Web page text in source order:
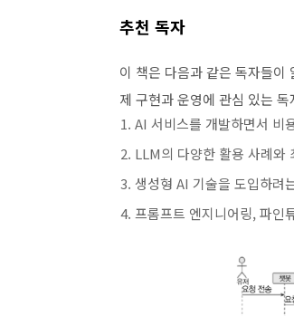
추천 독자
이 책은 다음과 같은 독자들이
제 구현과 운영에 관심 있는
AI 서비스를 개발하면서 비
LLM의 다양한 활용 사례와
생성형 AI 기술을 도입하려
프롬프트 엔지니어링, 파인